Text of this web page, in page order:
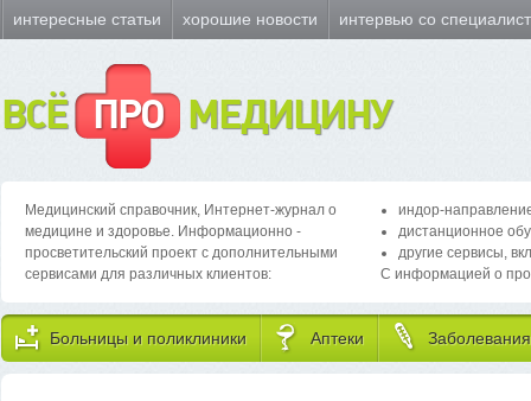
интересные статьи хорошие новости интервью со
ВСЁ ПРО МЕДИЦИНУ
Медицинский справочник, Интернет-журнал о
медицине и здоровье. Информационно -
просветительский проект с дополнительными
сервисами для различных клиентов:
индор-
дистанционное
другие сервисы,
С информацией о
Больницы и поликлиники Аптеки Заболевания